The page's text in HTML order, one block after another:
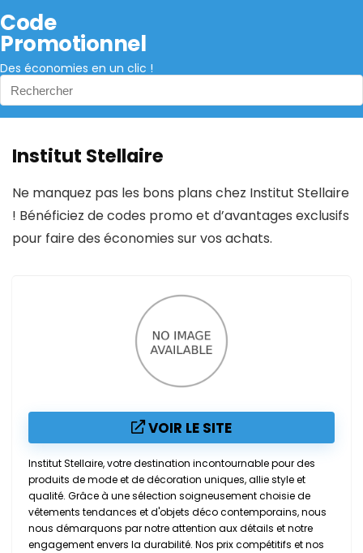
Code
Promotionnel
Des économies en un clic !
Institut Stellaire
Ne manquez pas les bons plans chez Institut Stellaire
! Bénéficiez de codes promo et d’avantages exclusifs
pour faire des économies sur vos achats.
VOIR LE SITE
Institut Stellaire, votre destination incontournable pour des
produits de mode et de décoration uniques, allie style et
qualité. Grâce à une sélection soigneusement choisie de
vêtements tendances et d'objets déco contemporains, nous
nous démarquons par notre attention aux détails et notre
engagement envers la durabilité. Nos prix compétitifs et nos